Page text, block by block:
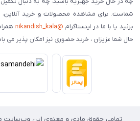
شماست. برای مشاهده محصولات و خرید
بزنید یا با ما در اینستاگرام @nikandish_kala
حال شما عزیزان ، خرید حضوری نیز امکان پذیر می